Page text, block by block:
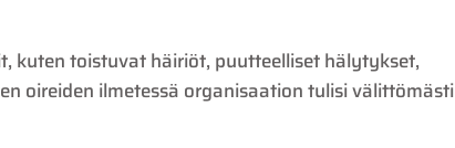
kuten toistuvat häiriöt, puutteelliset hälytykset,
oireiden ilmetessä organisaation tulisi välittömästi